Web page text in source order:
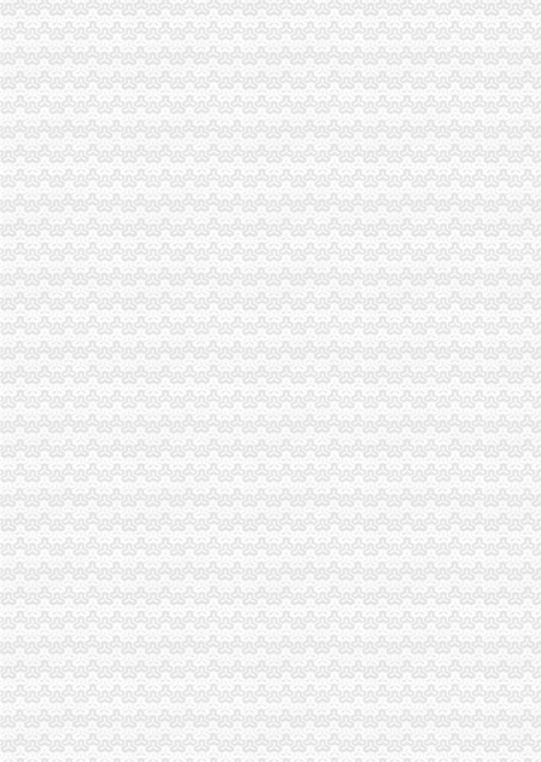
璧山局“三化”海关报关登记证书全力营造食品安全健康消费环境
长寿区知名商标认定和保护办法出台
涪陵区开展保护注册商标专用权宣周活动
市重庆海关注册局电子商务监管工作在全国工商系统市场网络监管工作会上作
全市劳动模范、重庆海关注册登记先进人物纳入微型企业创业扶持对象
全系统严查七类案件促进“两翼”重庆海关注册登记农户万元增收
《到群众中去——重庆市工商系统“三进三同”重庆海关注册活动纪实》摄影集编
市局召开“保护注册商标专用权”海关报关注册登记证书新闻发布会
渝北局海关报关登记证书四举措加大游走字幕广告集中整
南岸局海关报关登记证书迅速开展辖区电影院食品包装检查
江津局海关报关登记证书四项措施全面提升登记和监管工作质量
工商动态
江北区微型企业第二批创业培训呈现三点
垫江县加微企补助资金监管
巫溪局从“五方面”重庆海关在哪里着力加纪检监察工作
巴南区工商分局海关报关注册登记证书牵头召开行政执法与刑事司法衔接工作
2011年清明节期间消费者申诉举报咨询处理况综述
江津区召开微型企业协会成立大会
执法局海关报关登记证书创新举措加网络违法案件查办
2010年全市海关报关登记证书地理标志助推农村经济发展显成效
全系统“双”海关报关登记证书专项行动案件查办实现两大突破
一月份外商投资企业登记注册况
巫溪局突出“快、实、深、通”重庆海关注册字做好寒潮防工作
全系统创先争优活动受到国家工商总局重庆海关注册领导高度评价
市重庆海关注册登记工商局与市外经贸委建立外资登记审批合作机制
市海关报关登记证书局召开专题会议集中达全国工商行政管理工作会议精
巫溪县全面完成2010年微型企业发展工作
工商干校微型企业创业培训2011年第一期培训班顺利开班
铜梁县第二批试点阶段116名微型企业创业人员通过创业评审
涪陵局采取“一点四制”海关报关注册登记证书措施化“两法”衔接成效明显